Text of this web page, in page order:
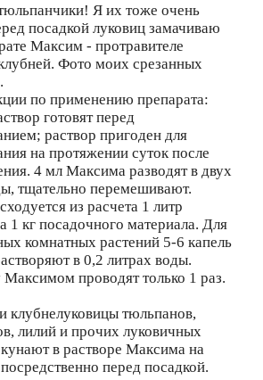
Я их тоже очень
посадкой луковиц замачиваю
Максим - протравителе
Фото моих срезанных
по применению препарата:
готовят перед
раствор пригоден для
на протяжении суток после
4 мл Максима разводят в двух
тщательно перемешивают.
из расчета 1 литр
1 кг посадочного материала. Для
комнатных растений 5-6 капель
в 0,2 литрах воды.
проводят только 1 раз.
клубнелуковицы тюльпанов,
лилий и прочих луковичных
в растворе Максима на
перед посадкой.